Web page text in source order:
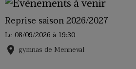
Reprise saison 2026/2027
Le 08/09/2026 à 19:30
gymnas de Menneval